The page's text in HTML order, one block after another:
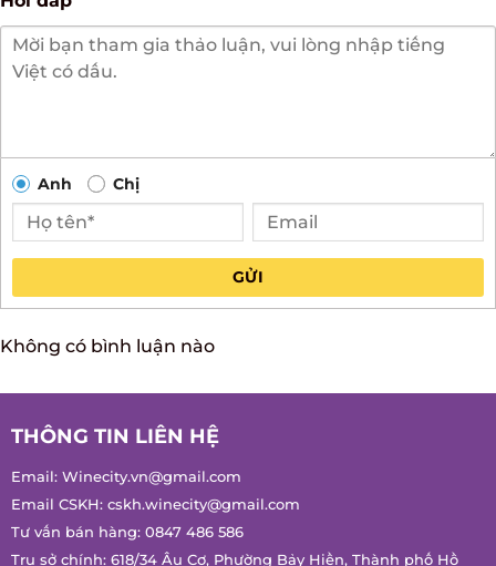
Hỏi đáp
Anh
Không có bình luận nào
THÔNG TIN LIÊN HỆ
Email: Winecity.vn@gmail.com
Email CSKH: cskh.winecity@gmail.com